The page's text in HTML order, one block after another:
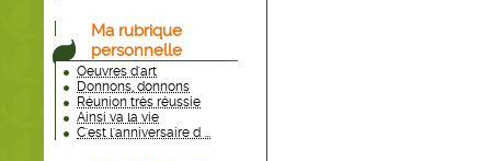
Ma rubrique
personnelle
Oeuvres d'art
Donnons, donnons
Réunion très réussie
Ainsi va la vie
C'est l'anniversaire d ...